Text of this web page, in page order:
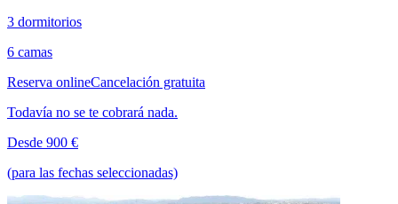
3 dormitorios
6 camas
Reserva onlineCancelación gratuita
Todavía no se te cobrará nada.
Desde 900 €
(para las fechas seleccionadas)